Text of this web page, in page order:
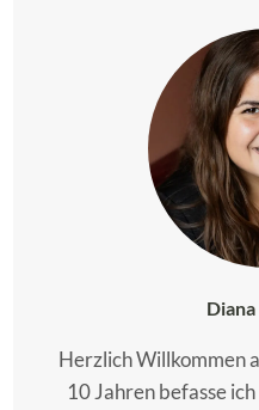
Herzlich Willkommen
10 Jahren befasse